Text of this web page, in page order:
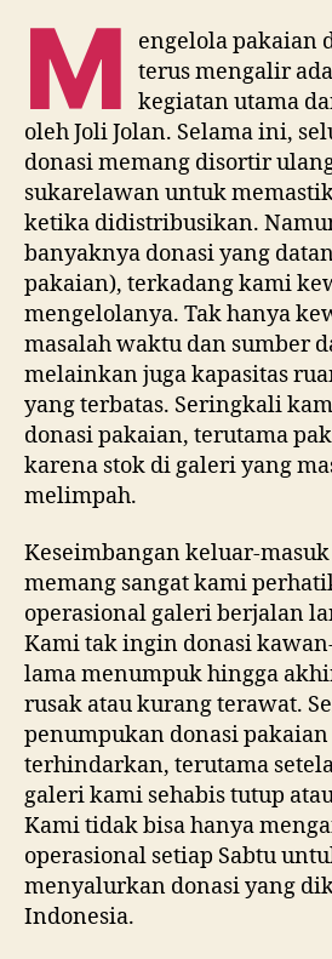
M
engelola pakaian
terus mengalir
kegiatan utama
oleh Joli Jolan. Selama ini,
donasi memang disortir
sukarelawan untuk
ketika didistribusikan.
banyaknya donasi yang
pakaian), terkadang kami
mengelolanya. Tak hanya
masalah waktu dan sumber
melainkan juga kapasitas
yang terbatas. Seringkali
donasi pakaian, terutama
karena stok di galeri yang
melimpah.
Keseimbangan keluar-
memang sangat kami
operasional galeri berjalan
Kami tak ingin donasi
lama menumpuk hingga
rusak atau kurang terawat.
penumpukan donasi
terhindarkan, terutama
galeri kami sehabis tutup
Kami tidak bisa hanya
operasional setiap Sabtu
menyalurkan donasi yang
Indonesia.